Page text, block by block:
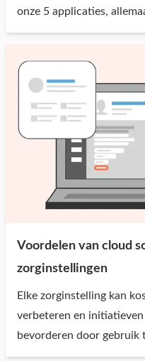
onze 5 applicaties,
Voordelen van cloud
zorginstellingen
Elke zorginstelling kan
verbeteren en
bevorderen door gebruik